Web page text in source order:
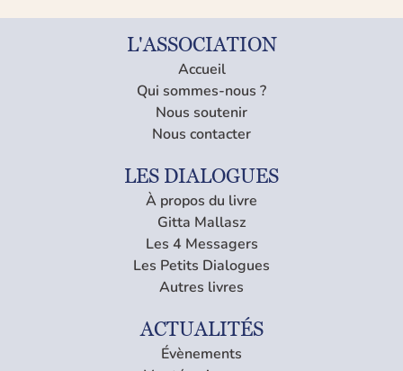
L'ASSOCIATION
Accueil
Qui sommes-nous ?
Nous soutenir
Nous contacter
LES DIALOGUES
À propos du livre
Gitta Mallasz
Les 4 Messagers
Les Petits Dialogues
Autres livres
ACTUALITÉS
Évènements